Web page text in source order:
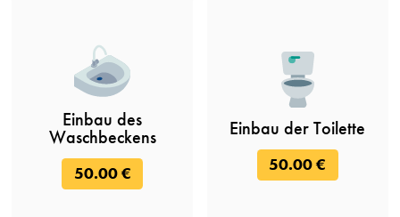
Einbau des
Waschbeckens
50.00 €
Einbau der Toilette
50.00 €